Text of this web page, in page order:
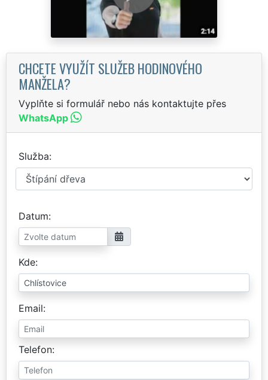
CHCETE VYUŽÍT SLUŽEB HODINOVÉHO
MANŽELA?
Vyplňte si formulář nebo nás kontaktujte přes
WhatsApp
Služba
Datum
Kde
Email
Telefon